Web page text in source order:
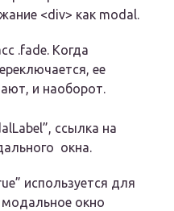
<div> как modal.
.fade. Когда
ее
и наоборот.
ссылка на
окна.
используется для
модальное окно